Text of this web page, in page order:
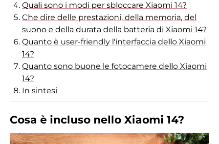
Quali sono i modi per sbloccare Xiaomi 14?
Che dire delle prestazioni, della memoria, del
suono e della durata della batteria di Xiaomi 14?
Quanto è user-friendly l'interfaccia dello Xiaomi
14?
Quanto sono buone le fotocamere dello Xiaomi
14?
In sintesi
Cosa è incluso nello Xiaomi 14?